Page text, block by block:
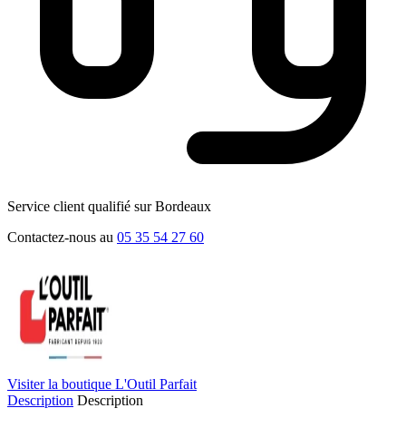
Service client qualifié sur Bordeaux
Contactez-nous au 05 35 54 27 60
Visiter la boutique L'Outil Parfait
Description Description